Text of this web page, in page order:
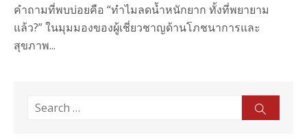
คำถามที่พบบ่อยคือ “ทำไมลดน้ำหนักยาก ทั้งที่พยายาม
แล้ว?” ในมุมมองของผู้เชี่ยวชาญด้านโภชนาการและ
สุขภาพ...
Search